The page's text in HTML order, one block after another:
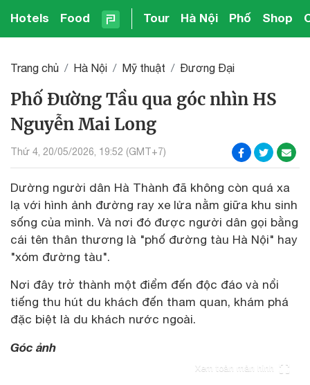
Hotels Food Tour Hà Nội Phố Shop
Trang chủ Hà Nội Mỹ thuật Đương Đại
Phố Đường Tầu qua góc nhìn HS
Nguyễn Mai Long
Thứ 4, 20/05/2026, 19:52 (GMT+7)
Dường người dân Hà Thành đã không còn quá xa
lạ với hình ảnh đường ray xe lửa nằm giữa khu sinh
sống của mình. Và nơi đó được người dân gọi bằng
cái tên thân thương là "phố đường tàu Hà Nội" hay
"xóm đường tàu".
Nơi đây trở thành một điểm đến độc đáo và nổi
tiếng thu hút du khách đến tham quan, khám phá
đặc biệt là du khách nước ngoài.
Góc ảnh
Xem toàn màn hình